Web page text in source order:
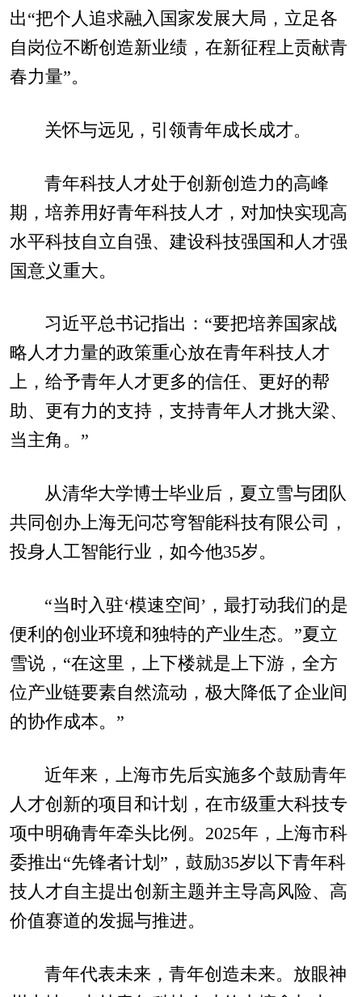
出“把个人追求融入国家发展大局，立足各
自岗位不断创造新业绩，在新征程上贡献青
春力量”。
关怀与远见，引领青年成长成才。
青年科技人才处于创新创造力的高峰
期，培养用好青年科技人才，对加快实现高
水平科技自立自强、建设科技强国和人才强
国意义重大。
习近平总书记指出：“要把培养国家战
略人才力量的政策重心放在青年科技人才
上，给予青年人才更多的信任、更好的帮
助、更有力的支持，支持青年人才挑大梁、
当主角。”
从清华大学博士毕业后，夏立雪与团队
共同创办上海无问芯穹智能科技有限公司，
投身人工智能行业，如今他35岁。
“当时入驻‘模速空间’，最打动我们的是
便利的创业环境和独特的产业生态。”夏立
雪说，“在这里，上下楼就是上下游，全方
位产业链要素自然流动，极大降低了企业间
的协作成本。”
近年来，上海市先后实施多个鼓励青年
人才创新的项目和计划，在市级重大科技专
项中明确青年牵头比例。2025年，上海市科
委推出“先锋者计划”，鼓励35岁以下青年科
技人才自主提出创新主题并主导高风险、高
价值赛道的发掘与推进。
青年代表未来，青年创造未来。放眼神